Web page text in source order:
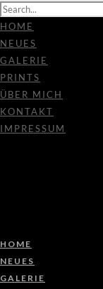
HOME
NEUES
GALERIE
PRINTS
ÜBER MICH
KONTAKT
IMPRESSUM
HOME
NEUES
GALERIE